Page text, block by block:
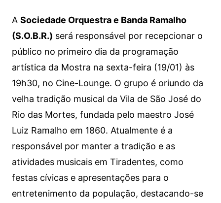
A Sociedade Orquestra e Banda Ramalho
(S.O.B.R.) será responsável por recepcionar o
público no primeiro dia da programação
artística da Mostra na sexta-feira (19/01) às
19h30, no Cine-Lounge. O grupo é oriundo da
velha tradição musical da Vila de São José do
Rio das Mortes, fundada pelo maestro José
Luiz Ramalho em 1860. Atualmente é a
responsável por manter a tradição e as
atividades musicais em Tiradentes, como
festas cívicas e apresentações para o
entretenimento da população, destacando-se